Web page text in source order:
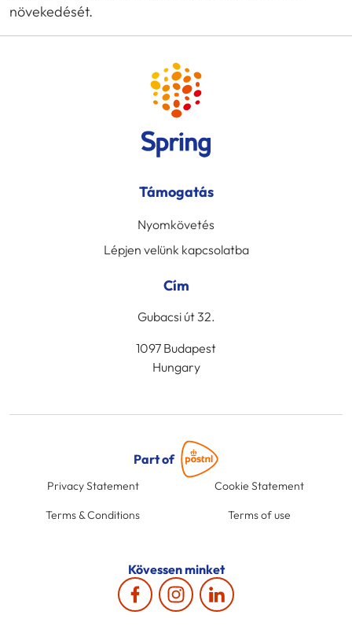
növekedését.
Támogatás
Nyomkövetés
Lépjen velünk kapcsolatba
Cím
Gubacsi út 32.
1097 Budapest
Hungary
Part of
Privacy Statement Cookie Statement
Terms & Conditions Terms of use
Kövessen minket